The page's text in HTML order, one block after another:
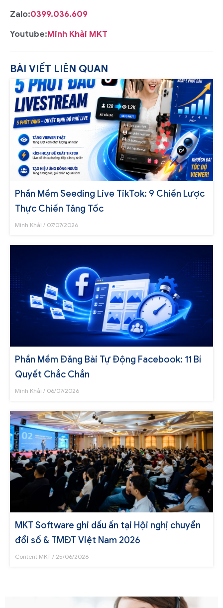
Zalo:0399.036.609
Youtube:Minh Khải MKT
BÀI VIẾT LIÊN QUAN
Phần Mềm Seeding Live TikTok: 9 Chiến Lược
Thực Chiến Tăng Tốc
Minh Khải 07/07/2026
Phần Mềm Đăng Bài Tự Động Facebook: 11 Bí
Quyết Chắc Chắn
Minh Khải 06/07/2026
MKT Software ghi dấu ấn tại Hội nghị chuyển
đổi số & TMĐT Việt Nam 2026
Content MKT 25/06/2026